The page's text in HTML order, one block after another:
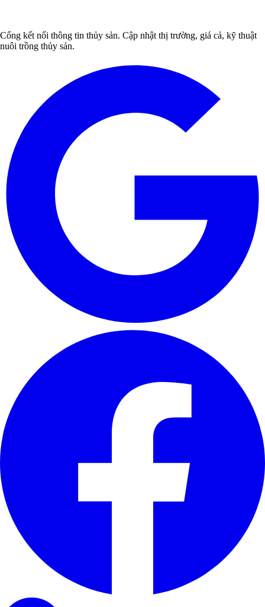
Cổng kết nối thông tin thủy sản. Cập nhật thị trường, giá cả, kỹ thuật
nuôi trồng thủy sản.